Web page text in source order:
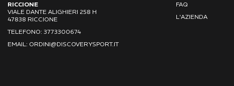
RICCIONE
VIALE DANTE ALIGHIERI 258 H
47838 RICCIONE
TELEFONO: 3773300674
EMAIL: ORDINI@DISCOVERYSPORT.IT
FAQ
L'AZIENDA